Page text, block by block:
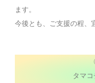
ます。
今後とも、ご支援の程、
タマ